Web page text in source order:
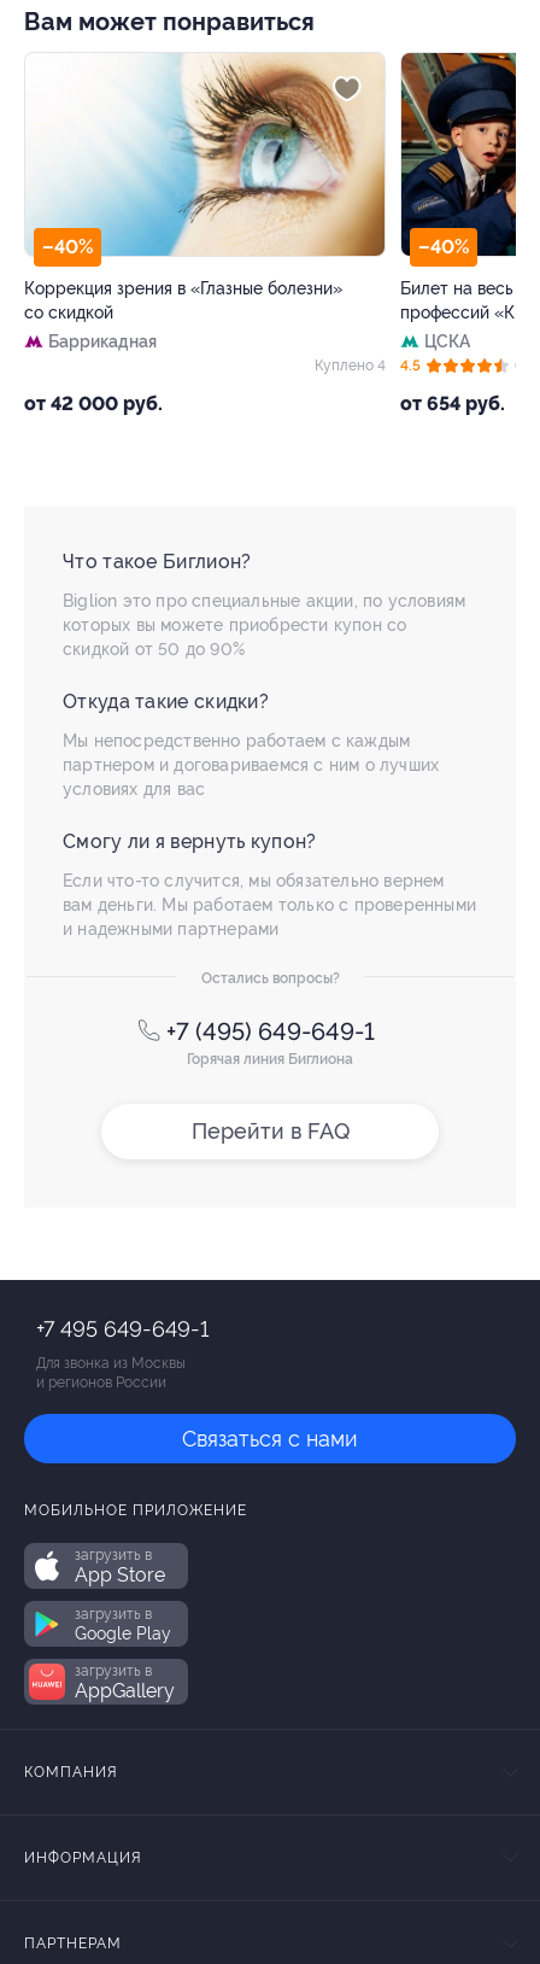
Вам может понравиться
болезни»
ТЦ «АВИАПАРК»
Билет на весь день в детский Парк
(62) Куплено 3
Что такое Биглион?
Biglion это про специальные акции, по условиям
которых вы можете приобрести купон со
скидкой от 50 до 90%
Откуда такие скидки?
Мы непосредственно работаем с каждым
партнером и договариваемся с ним о лучших
условиях для вас
Смогу ли я вернуть купон?
Если что-то случится, мы обязательно вернем
вам деньги. Мы работаем только с проверенными
и надежными партнерами
Остались вопросы?
+7 (495) 649-649-1
Горячая линия Биглиона
Перейти в FAQ
+7 495 649-649-1
Для звонка из Москвы
и регионов России
Связаться с нами
МОБИЛЬНОЕ ПРИЛОЖЕНИЕ
загрузить в
App Store
загрузить в
Google Play
загрузить в
AppGallery
КОМПАНИЯ
ИНФОРМАЦИЯ
ПАРТНЕРАМ